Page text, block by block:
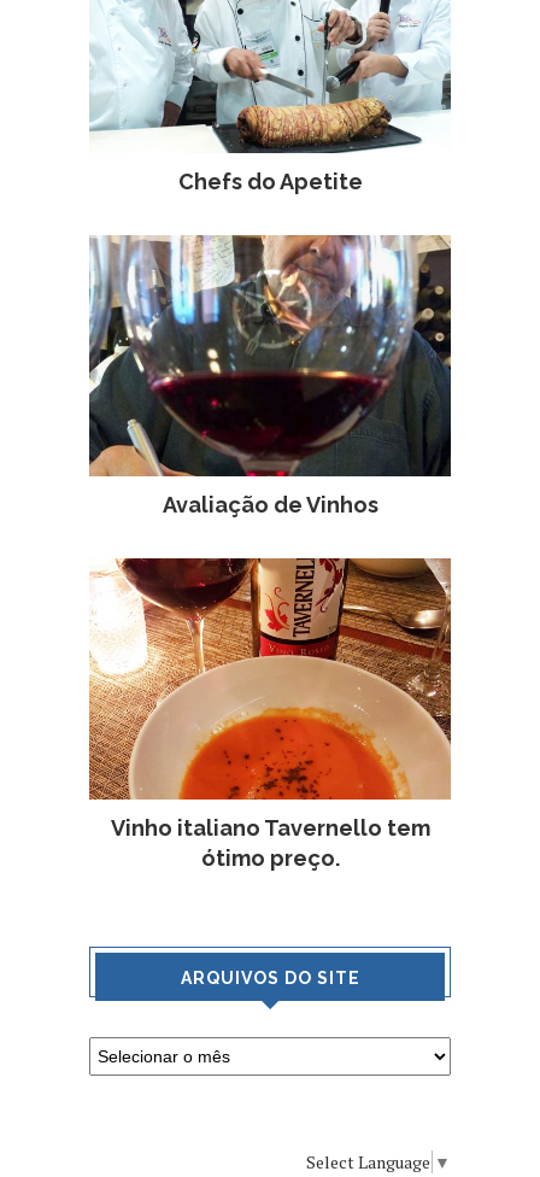
Chefs do Apetite
Avaliação de Vinhos
Vinho italiano Tavernello tem
ótimo preço.
ARQUIVOS DO SITE
Select Language ▼